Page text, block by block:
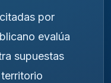
por
evalúa
supuestas